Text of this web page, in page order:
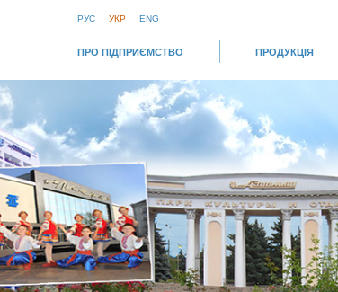
РУС УКР ENG
ПРО ПІДПРИЄМСТВО ПРОДУКЦІЯ